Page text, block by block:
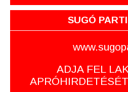
SUGÓ
ADJA FEL